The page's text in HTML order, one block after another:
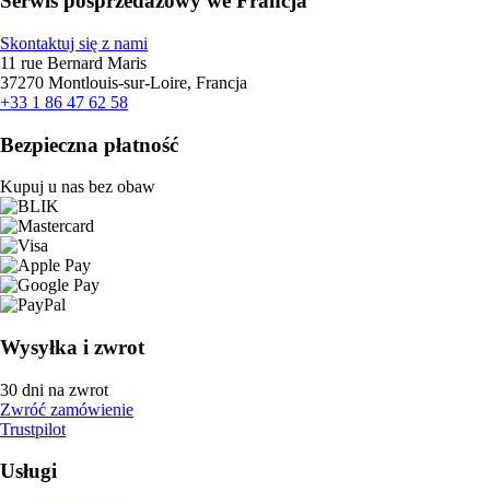
Skontaktuj się z nami
11 rue Bernard Maris
37270 Montlouis-sur-Loire, Francja
+33 1 86 47 62 58
Bezpieczna płatność
Kupuj u nas bez obaw
Wysyłka i zwrot
30 dni na zwrot
Zwróć zamówienie
Trustpilot
Usługi